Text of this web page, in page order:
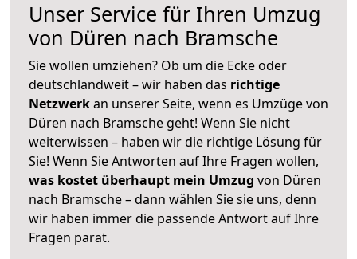
Unser Service für Ihren Umzug
von Düren nach Bramsche
Sie wollen umziehen? Ob um die Ecke oder
deutschlandweit – wir haben das richtige
Netzwerkan unserer Seite, wenn es Umzüge von
Düren nach Bramsche geht! Wenn Sie nicht
weiterwissen – haben wir die richtige Lösung für
Sie! Wenn Sie Antworten auf Ihre Fragen wollen,
was kostet überhaupt mein Umzug von Düren
nach Bramsche – dann wählen Sie sie uns, denn
wir haben immer die passende Antwort auf Ihre
Fragen parat.